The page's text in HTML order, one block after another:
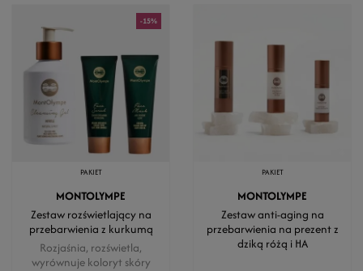
-15%
PAKIET
MONTOLYMPE
Zestaw rozświetlający na
przebarwienia z kurkumą
Rozjaśnia, rozświetla,
wyrównuje koloryt skóry
PAKIET
MONTOLYMPE
Zestaw anti-aging na
przebarwienia na prezent z
dziką różą i HA